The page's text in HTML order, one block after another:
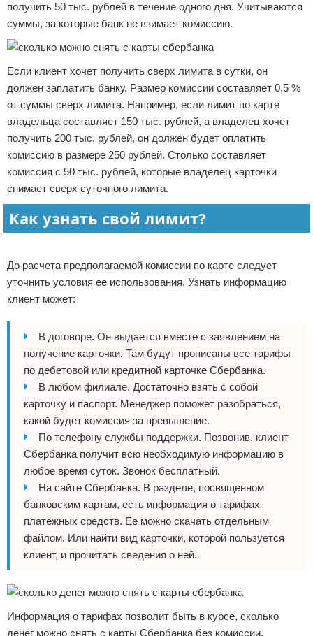
получить 50 тыс. рублей в течение одного дня. Учитываются
суммы, за которые банк не взимает комиссию.
Если клиент хочет получить сверх лимита в сутки, он
должен заплатить банку. Размер комиссии составляет 0,5 %
от суммы сверх лимита. Например, если лимит по карте
владельца составляет 150 тыс. рублей, а владелец хочет
получить 200 тыс. рублей, он должен будет оплатить
комиссию в размере 250 рублей. Столько составляет
комиссия с 50 тыс. рублей, которые владелец карточки
снимает сверх суточного лимита.
Как узнать свой лимит?
До расчета предполагаемой комиссии по карте следует
уточнить условия ее использования. Узнать информацию
клиент может:
В договоре. Он выдается вместе с заявлением на
получение карточки. Там будут прописаны все тарифы
по дебетовой или кредитной карточке Сбербанка.
В любом филиале. Достаточно взять с собой
карточку и паспорт. Менеджер поможет разобраться,
какой будет комиссия за превышение.
По телефону службы поддержки. Позвонив, клиент
Сбербанка получит всю необходимую информацию в
любое время суток. Звонок бесплатный.
На сайте Сбербанка. В разделе, посвященном
банковским картам, есть информация о тарифах
платежных средств. Ее можно скачать отдельным
файлом. Или найти вид карточки, которой пользуется
клиент, и прочитать сведения о ней.
Информация о тарифах позволит быть в курсе, сколько
денег можно снять с карты Сбербанка без комиссии.